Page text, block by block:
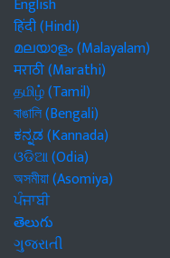
हिंदी (Hindi)
മലയാളം (Malayalam)
मराठी (Marathi)
தமிழ் (Tamil)
বাঙালি (Bengali)
ಕನ್ನಡ (Kannada)
ଓଡିଆ (Odia)
অসমীয়া (Asomiya)
ਪੰਜਾਬੀ
తెలుగు
ગુજરાતી